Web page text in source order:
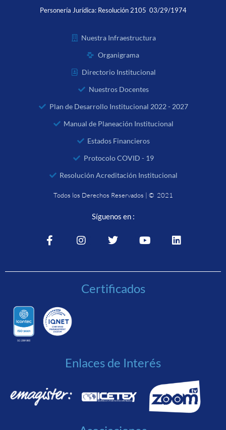
Personería Jurídica: Resolución 2105 03/29/1974
Nuestra Infraestructura
Organigrama
Directorio Institucional
Nuestros Docentes
Plan de Desarrollo Institucional 2022 - 2027
Manual de Planeación Institucional
Estados Financieros
Protocolo COVID - 19
Resolución Acreditación Institucional
Todos los Derechos Reservados | © 2021
Síguenos en :
Certificados
Enlaces de Interés